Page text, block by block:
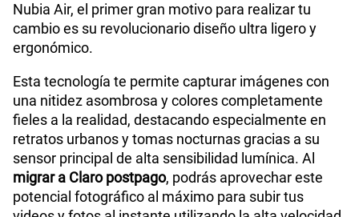
Nubia Air, el primer gran motivo para realizar tu
cambio es su revolucionario diseño ultra ligero y
ergonómico.
Esta tecnología te permite capturar imágenes con
una nitidez asombrosa y colores completamente
fieles a la realidad, destacando especialmente en
retratos urbanos y tomas nocturnas gracias a su
sensor principal de alta sensibilidad lumínica. Al
migrar a Claro postpago, podrás aprovechar este
potencial fotográfico al máximo para subir tus